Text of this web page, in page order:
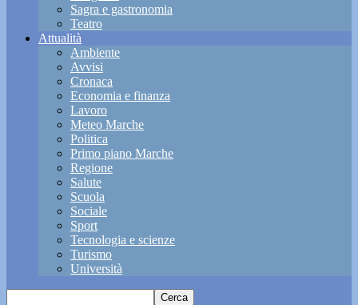
Sagra e gastronomia
Teatro
Attualità
Ambiente
Avvisi
Cronaca
Economia e finanza
Lavoro
Meteo Marche
Politica
Primo piano Marche
Regione
Salute
Scuola
Sociale
Sport
Tecnologia e scienze
Turismo
Università